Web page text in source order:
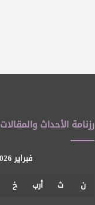
رزنامة الأحداث والمقالات
فبراير 2026
ن
ث أرب خ